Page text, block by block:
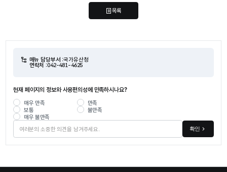
목록
메뉴 담당부서 :국가유산청
연락처 :042-481-4625
현재 페이지의 정보와 사용편의성에 만족하시나요?
매우 만족
만족
보통
불만족
매우 불만족
확인